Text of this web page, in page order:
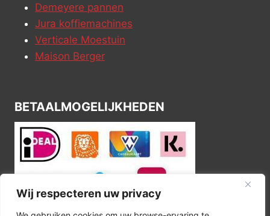
Wij respecteren uw privacy
Demeyere pannen
Jura koffiemachines
Verticale Moestuin
Maison Berger
BETAALMOGELIJKHEDEN